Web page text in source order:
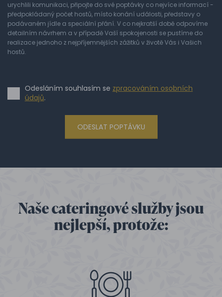
urychlili komunikaci, připojte do své poptávky co nejvíce informací -
předpokládaný počet hostů, místo konání události, představy o
podávaném jídle a speciální přání. V co nejkratší době odpovíme
detailním návrhem a v případě Vaší spokojenosti se pustíme do
realizace jednoho z nejpříjemnějších zážitků v životě Vás i Vašich
hostů.
Odesláním souhlasím se zpracováním osobních
údajů.
ODESLAT POPTÁVKU
Naše cateringové služby jsou
nejlepší, protože: